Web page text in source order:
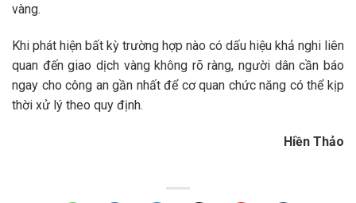
vàng.
Khi phát hiện bất kỳ trường hợp nào có dấu hiệu khả nghi liên
quan đến giao dịch vàng không rõ ràng, người dân cần báo
ngay cho công an gần nhất để cơ quan chức năng có thể kịp
thời xử lý theo quy định.
Hiền Thảo